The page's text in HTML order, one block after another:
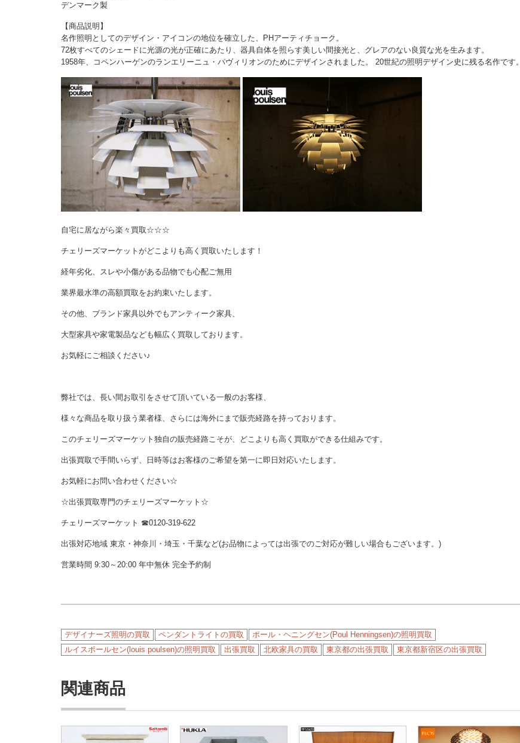
デンマーク製
【商品説明】
名作照明としてのデザイン・アイコンの地位を確立した、PHアーティチョーク。
72枚すべてのシェードに光源の光が正確にあたり、器具自体を照らす美しい間接光と、グレアのない良質な光を生みます。
1958年、コペンハーゲンのランエリーニュ・パヴィリオンのためにデザインされました。 20世紀の照明デザイン史に残る名作です。
自宅に居ながら楽々買取☆☆☆
チェリーズマーケットがどこよりも高く買取いたします！
経年劣化、スレや小傷がある品物でも心配ご無用
業界最水準の高額買取をお約束いたします。
その他、ブランド家具以外でもアンティーク家具、
大型家具や家電製品なども幅広く買取しております。
お気軽にご相談ください♪
弊社では、長い間お取引をさせて頂いている一般のお客様、
様々な商品を取り扱う業者様、さらには海外にまで販売経路を持っております。
このチェリーズマーケット独自の販売経路こそが、どこよりも高く買取ができる仕組みです。
出張買取で手間いらず、日時等はお客様のご希望を第一に即日対応いたします。
お気軽にお問い合わせください☆
☆出張買取専門のチェリーズマーケット☆
チェリーズマーケット ☎︎0120-319-622
出張対応地域 東京・神奈川・埼玉・千葉など(お品物によっては出張でのご対応が難しい場合もございます。)
営業時間 9:30～20:00 年中無休 完全予約制
デザイナーズ照明の買取 ペンダントライトの買取
ポール・ヘニングセン(Poul Henningsen)の照明買取
ルイスポールセン(louis poulsen)の照明買取
出張買取 北欧家具の買取 東京都の出張買取 東京都新宿区の出張買取
関連商品